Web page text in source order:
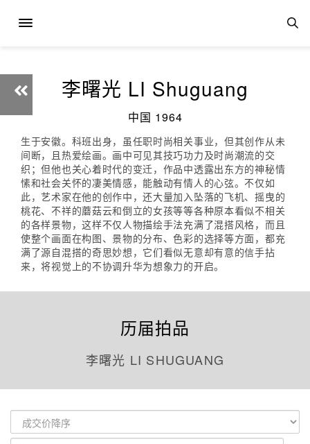
李曙光 LI Shuguang
中国 1964
生于安徽。科班出身，虽任职时尚相关事业，但其创作从未
间断，且热爱绘画。画中可见其技巧功力及时尚潮流的交
织；但他也关心着时代的变迁，作品中透露出东方的神秘情
愫和社会关怀的凄美情感，能触动有情人的心弦。不仅如
此，艺术家在他的创作中，还大量加入坠落的飞机、摇曳的
桃花、不祥的蘑菇云和倒立的女孩等等各种原本看似不相关
的各样景物，这样不仅人物描绘手法充满了混搭风格，而且
使整个画面在构图、景物的分布、色彩的选择等方面，都充
满了源自混搭的奇思妙想，它们看似无意却有意的信手拈
来，将视觉上的不协调升华为想象力的开启。
历届拍品
李曙光 LI SHUGUANG